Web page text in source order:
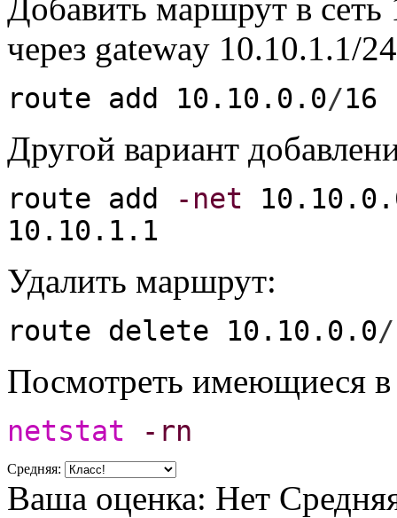
Добавить маршрут в
через gateway 10.10.1.1/24
route add 10.10.0.0/16
Другой вариант
route add -net
10.10.1.1
Удалить маршрут:
route delete 10.10.0.0/
Посмотреть имеющиеся
netstat -rn
Средняя:
Ваша оценка: Нет